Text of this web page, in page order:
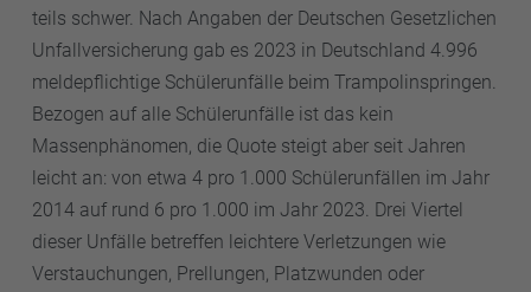
teils schwer. Nach Angaben der Deutschen Gesetzlichen
Unfallversicherung gab es 2023 in Deutschland 4.996
meldepflichtige Schülerunfälle beim Trampolinspringen.
Bezogen auf alle Schülerunfälle ist das kein
Massenphänomen, die Quote steigt aber seit Jahren
leicht an: von etwa 4 pro 1.000 Schülerunfällen im Jahr
2014 auf rund 6 pro 1.000 im Jahr 2023. Drei Viertel
dieser Unfälle betreffen leichtere Verletzungen wie
Verstauchungen, Prellungen, Platzwunden oder